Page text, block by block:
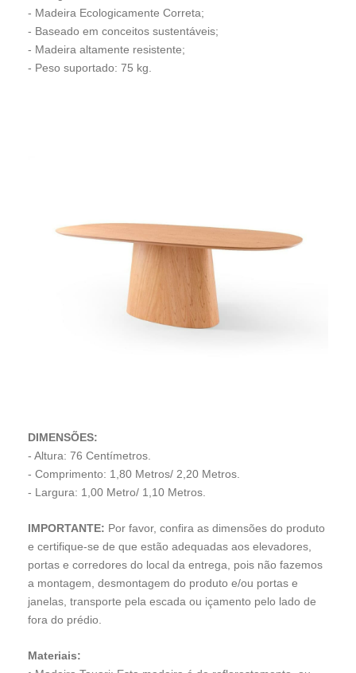
- Madeira Ecologicamente Correta;
- Baseado em conceitos sustentáveis;
- Madeira altamente resistente;
- Peso suportado: 75 kg.
DIMENSÕES:
- Altura: 76 Centímetros.
- Comprimento: 1,80 Metros/ 2,20 Metros.
- Largura: 1,00 Metro/ 1,10 Metros.
IMPORTANTE: Por favor, confira as dimensões do produto
e certifique-se de que estão adequadas aos elevadores,
portas e corredores do local da entrega, pois não fazemos
a montagem, desmontagem do produto e/ou portas e
janelas, transporte pela escada ou içamento pelo lado de
fora do prédio.
Materiais: